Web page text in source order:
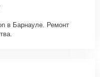
в Барнауле. Ремонт